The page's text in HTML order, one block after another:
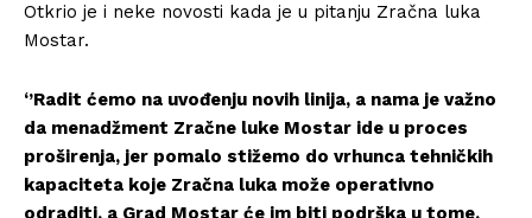
Otkrio je i neke novosti kada je u pitanju Zračna luka
Mostar.
‘’Radit ćemo na uvođenju novih linija, a nama je važno
da menadžment Zračne luke Mostar ide u proces
proširenja, jer pomalo stižemo do vrhunca tehničkih
kapaciteta koje Zračna luka može operativno
odraditi, a Grad Mostar će im biti podrška u tome,